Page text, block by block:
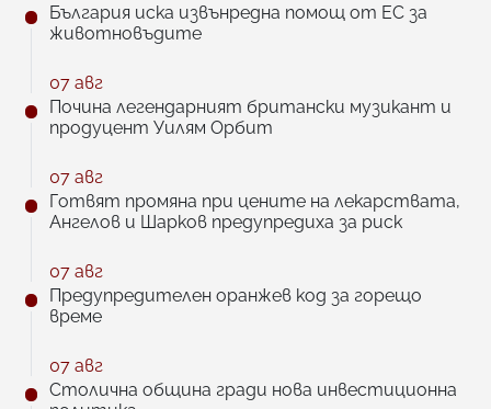
България иска извънредна помощ от ЕС за
животновъдите
07 авг
Почина легендарният британски музикант и
продуцент Уилям Орбит
07 авг
Готвят промяна при цените на лекарствата,
Ангелов и Шарков предупредиха за риск
07 авг
Предупредителен оранжев код за горещо
време
07 авг
Столична община гради нова инвестиционна